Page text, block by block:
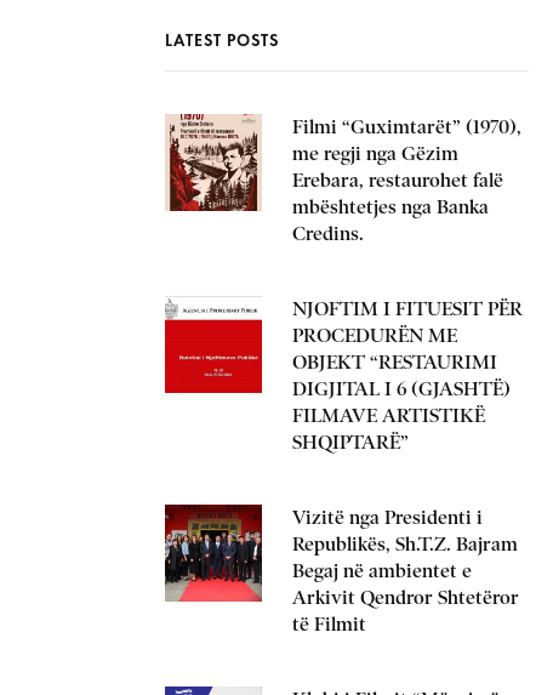
LATEST POSTS
Filmi “Guximtarët” (1970),
me regji nga Gëzim
Erebara, restaurohet falë
mbështetjes nga Banka
Credins.
NJOFTIM I FITUESIT PËR
PROCEDURËN ME
OBJEKT “RESTAURIMI
DIGJITAL I 6 (GJASHTË)
FILMAVE ARTISTIKË
SHQIPTARË”
Vizitë nga Presidenti i
Republikës, Sh.T.Z. Bajram
Begaj në ambientet e
Arkivit Qendror Shtetëror
të Filmit